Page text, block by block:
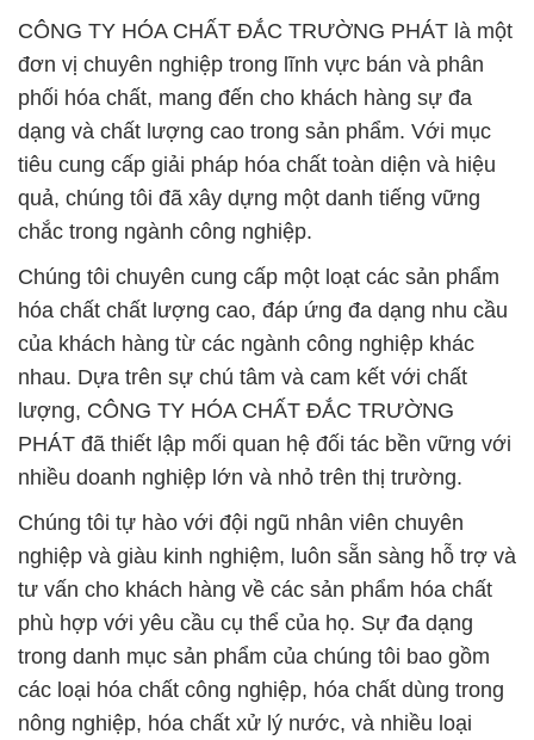
CÔNG TY HÓA CHẤT ĐẮC TRƯỜNG PHÁT là một
đơn vị chuyên nghiệp trong lĩnh vực bán và phân
phối hóa chất, mang đến cho khách hàng sự đa
dạng và chất lượng cao trong sản phẩm. Với mục
tiêu cung cấp giải pháp hóa chất toàn diện và hiệu
quả, chúng tôi đã xây dựng một danh tiếng vững
chắc trong ngành công nghiệp.
Chúng tôi chuyên cung cấp một loạt các sản phẩm
hóa chất chất lượng cao, đáp ứng đa dạng nhu cầu
của khách hàng từ các ngành công nghiệp khác
nhau. Dựa trên sự chú tâm và cam kết với chất
lượng, CÔNG TY HÓA CHẤT ĐẮC TRƯỜNG
PHÁT đã thiết lập mối quan hệ đối tác bền vững với
nhiều doanh nghiệp lớn và nhỏ trên thị trường.
Chúng tôi tự hào với đội ngũ nhân viên chuyên
nghiệp và giàu kinh nghiệm, luôn sẵn sàng hỗ trợ và
tư vấn cho khách hàng về các sản phẩm hóa chất
phù hợp với yêu cầu cụ thể của họ. Sự đa dạng
trong danh mục sản phẩm của chúng tôi bao gồm
các loại hóa chất công nghiệp, hóa chất dùng trong
nông nghiệp, hóa chất xử lý nước, và nhiều loại